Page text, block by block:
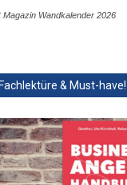
Magazin Wandkalender 2026
& Must-have!